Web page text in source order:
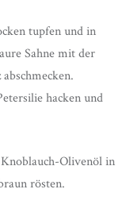
tupfen und in
Sahne mit der
hacken und
Knoblauch-Olivenöl in
rösten.